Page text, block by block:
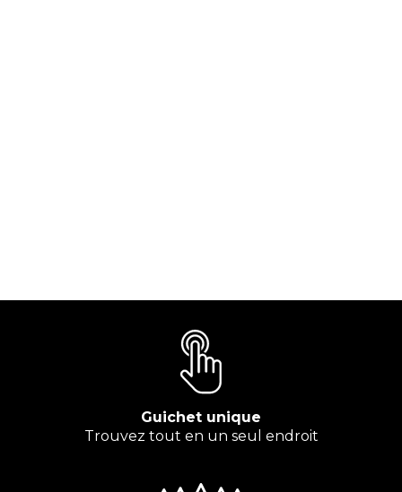
Guichet unique
Trouvez tout en un seul endroit